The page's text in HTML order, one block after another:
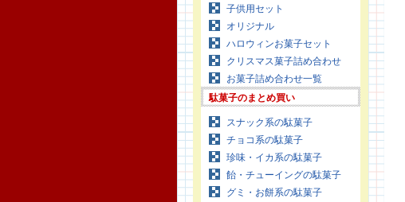
子供用セット
オリジナル
ハロウィンお菓子セット
クリスマス菓子詰め合わせ
お菓子詰め合わせ一覧
駄菓子のまとめ買い
スナック系の駄菓子
チョコ系の駄菓子
珍味・イカ系の駄菓子
飴・チューイングの駄菓子
グミ・お餅系の駄菓子